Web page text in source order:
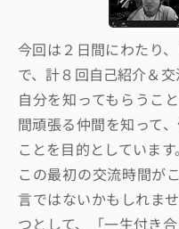
今回は２日間にわたり
で、計８回自己紹介＆交
自分を知ってもらうこ
間頑張る仲間を知って
ことを目的としています。
この最初の交流時間が
言ではないかもしれま
つとして、「一生付き